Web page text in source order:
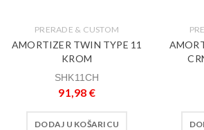
PRERADE & CUSTOM
AMORTIZER TWIN TYPE 11
KROM
SHK11CH
91,98 €
DODAJ U KOŠARICU